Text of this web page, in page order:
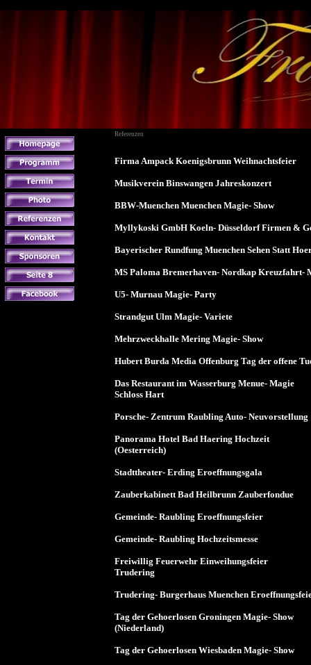
Referenzen
Firma Ampack Koenigsbrunn Weihnachtsfeier
Musikverein Binswangen Jahreskonzert
BBW-Muenchen Muenchen Magie- Show
Myllykoski GmbH Koeln- Düsseldorf Firmen &
Bayerischer Rundfung Muenchen Sehen Statt
MS Paloma Bremerhaven- Nordkap Kreuzfahrt-
U5- Murnau Magie- Party
Strandgut Ulm Magie- Variete
Mehrzweckhalle Mering Magie- Show
Hubert Burda Media Offenburg Tag der offene
Das Restaurant im Wasserburg Menue- Magie
Schloss Hart
Porsche- Zentrum Raubling Auto- Neuvorstellung
Panorama Hotel Bad Haering Hochzeit
(Oesterreich)
Stadttheater- Erding Eroeffnungsgala
Zauberkabinett Bad Heilbrunn Zauberfondue
Gemeinde- Raubling Eroeffnungsfeier
Gemeinde- Raubling Hochzeitsmesse
Freiwillig Feuerwehr Einweihungsfeier
Trudering
Trudering- Burgerhaus Muenchen
Tag der Gehoerlosen Groningen Magie- Show
(Niederland)
Tag der Gehoerlosen Wiesbaden Magie- Show